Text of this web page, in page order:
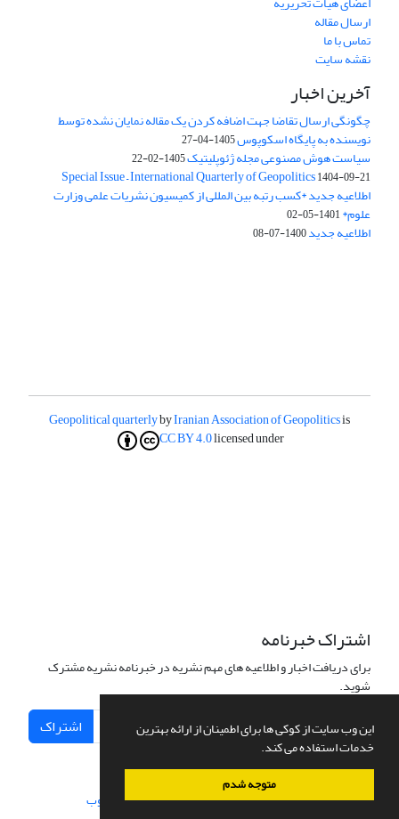
این وب سایت از کوکی ها برای اطمینان از ارائه بهترین
خدمات استفاده می کند.
متوجه شدم
ارسال مقاله
تماس با ما
نقشه سایت
آخرین اخبار
چگونگی ارسال تقاضا جهت اضافه کردن یک مقاله نمایان نشده توسط
نویسنده به پایگاه اسکوپوس1405-04-27
سیاست هوش مصنوعی مجله ژئوپلیتیک1405-02-22
Special Issue – International Quarterly of Geopolitics1404-09-21
اطلاعیه جدید *کسب رتبه بین المللی از کمیسیون نشریات علمی وزارت
علوم*1401-05-02
اطلاعیه جدید1400-07-08
Geopolitical quarterlybyIranian Association of Geopoliticsis
licensed under
CC BY 4.0
اشتراک خبرنامه
برای دریافت اخبار و اطلاعیه های مهم نشریه در خبرنامه نشریه مشترک
شوید.
اشتراک
سامانه مدیریت نشریات علمی.طراحی و پیاده سازی از سیناوب